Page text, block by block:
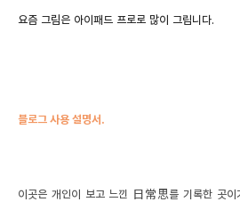
요즘 그림은 아이패드 프로로 많이 그립니다.
블로그 사용 설명서.
이곳은 개인이 보고 느낀 日常思를 기록한 곳이